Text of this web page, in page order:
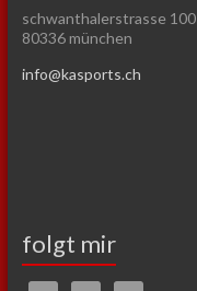
schwanthalerstrasse 100
80336 münchen
info@kasports.ch
folgt mir